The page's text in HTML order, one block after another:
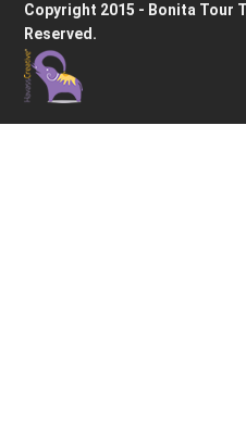
Copyright 2015 - Bonita Tour
Reserved.